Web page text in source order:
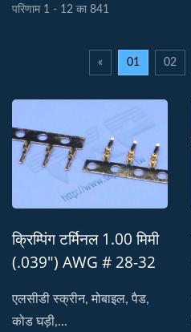
परिणाम 1 - 12 का 841
« 01 02
क्रिम्पिंग टर्मिनल 1.00 मिमी
(.039") AWG # 28-32
एलसीडी स्क्रीन, मोबाइल, पैड,
कोड घड़ी,...